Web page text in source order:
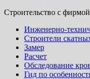
Строительство с
Инженерно-
Строители
Замер
Расчет
Обследование
Гид по